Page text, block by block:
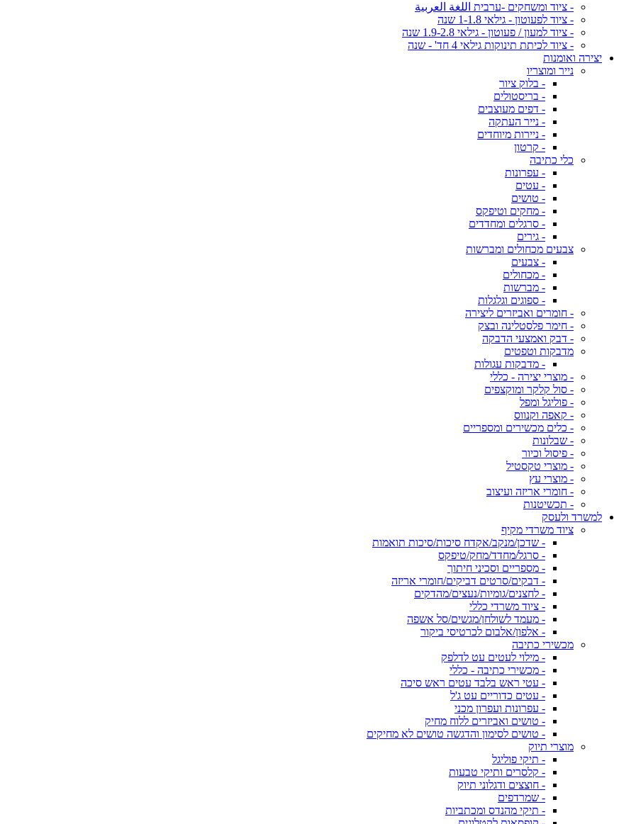
- ציוד ומשחקים -ערבית اللغة العربية
- ציוד לפעוטון - גילאי 1-1.8 שנה
- ציוד למעון / פעוטון - גילאי 1.9-2.8 שנה
- ציוד לכיתת תינוקות גילאי 4 חד' - שנה
יצירה ואומנות
נייר ומוצריו
- בלוק ציור
- בריסטולים
- דפים מעוצבים
- נייר העתקה
- ניירות מיוחדים
- קרטון
כלי כתיבה
- עפרונות
- עטים
- טושים
- מחקים וטיפקס
- סרגלים ומחדדים
- גירים
צבעים מכחולים ומברשות
- צבעים
- מכחולים
- מברשות
- ספוגים וגלגלות
- חומרים ואביזרים ליצירה
- חימר פלסטלינה ובצק
- דבק ואמצעי הדבקה
מדבקות וטפטים
- מדבקות עגולות
- מוצרי יצירה - כללי
- סול קלקר ומוקצפים
- פוליגל ומפל
- קאפה וקנווס
- כלים מכשירים ומספריים
- שבלונות
- פיסול וכיור
- מוצרי טקסטיל
- מוצרי עץ
- חומרי אריזה ועיצוב
- תכשיטנות
למשרד ולעסק
ציוד משרדי מקיף
- שדכן/מנקב/אקדח סיכות/סיכות תואמות
- סרגל/מחדד/מחק/טיפקס
- מספריים וסכיני חיתוך
- דבקים/סרטים דביקים/חומרי אריזה
- לחצנים/גומיות/נעצים/מהדקים
- ציוד משרדי כללי
- מעמד לשולחן/מגשים/סל אשפה
- אלפון/אלבום לכרטיסי ביקור
מכשירי כתיבה
- מילוי לעטים עט לדלפק
- מכשירי כתיבה - כללי
- עטי ראש בלבד עטים ראש סיכה
- עטים כדוריים עט ג'ל
- עפרונות ועפרון מכני
- טושים ואביזרים ללוח מחיק
- טושים לסימון והדגשה טושים לא מחיקים
מוצרי תיוק
- תיקי פוליגל
- קלסרים ותיקי טבעות
- חוצצים ודגלוני תיוק
- שמרדפים
- תיקי מהנדס ומכתביות